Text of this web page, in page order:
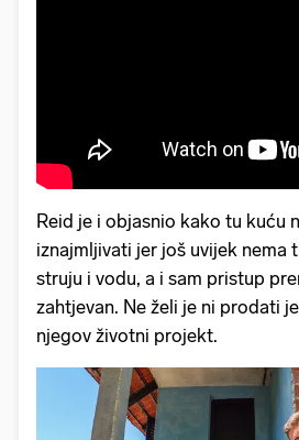
Reid je i objasnio kako tu kuću
iznajmljivati jer još uvijek nema
struju i vodu, a i sam pristup
zahtjevan. Ne želi je ni prodati
njegov životni projekt.